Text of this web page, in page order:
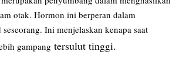
otak. Hormon ini berperan dalam
Ini menjelaskan kenapa saat
gampang tersulut tinggi.